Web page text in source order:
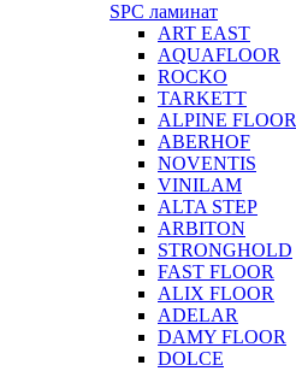
SPC ламинат
ART EAST
AQUAFLOOR
ROCKO
TARKETT
ALPINE FLOOR
ABERHOF
NOVENTIS
VINILAM
ALTA STEP
ARBITON
STRONGHOLD
FAST FLOOR
ALIX FLOOR
ADELAR
DAMY FLOOR
DOLCE